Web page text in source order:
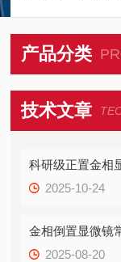
产品分类
技术文章
科研级正置金相
2025-10-24
金相倒置显微镜
2025-08-20